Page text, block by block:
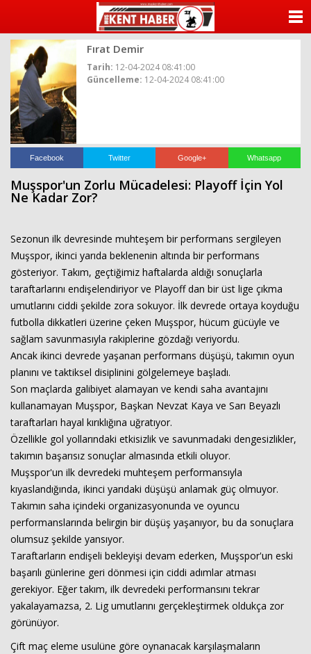
Fırat Demir
Tarih: 12-04-2024 08:41:00
Güncelleme: 12-04-2024 08:41:00
Facebook Twitter Google+ Whatsapp
Muşspor'un Zorlu Mücadelesi: Playoff İçin Yol
Ne Kadar Zor?
Sezonun ilk devresinde muhteşem bir performans sergileyen
Muşspor, ikinci yarıda beklenenin altında bir performans
gösteriyor. Takım, geçtiğimiz haftalarda aldığı sonuçlarla
taraftarlarını endişelendiriyor ve Playoff dan bir üst lige çıkma
umutlarını ciddi şekilde zora sokuyor. İlk devrede ortaya koyduğu
futbolla dikkatleri üzerine çeken Muşspor, hücum gücüyle ve
sağlam savunmasıyla rakiplerine gözdağı veriyordu.
Ancak ikinci devrede yaşanan performans düşüşü, takımın oyun
planını ve taktiksel disiplinini gölgelemeye başladı.
Son maçlarda galibiyet alamayan ve kendi saha avantajını
kullanamayan Muşspor, Başkan Nevzat Kaya ve Sarı Beyazlı
taraftarları hayal kırıklığına uğratıyor.
Özellikle gol yollarındaki etkisizlik ve savunmadaki dengesizlikler,
takımın başarısız sonuçlar almasında etkili oluyor.
Muşspor'un ilk devredeki muhteşem performansıyla
kıyaslandığında, ikinci yarıdaki düşüşü anlamak güç olmuyor.
Takımın saha içindeki organizasyonunda ve oyuncu
performanslarında belirgin bir düşüş yaşanıyor, bu da sonuçlara
olumsuz şekilde yansıyor.
Taraftarların endişeli bekleyişi devam ederken, Muşspor'un eski
başarılı günlerine geri dönmesi için ciddi adımlar atması
gerekiyor. Eğer takım, ilk devredeki performansını tekrar
yakalayamazsa, 2. Lig umutlarını gerçekleştirmek oldukça zor
görünüyor.
Çift maç eleme usulüne göre oynanacak karşılaşmaların
ANASAYFA
YAZARLAR
VİDEO GALERİ
İLETİŞİM
Haberin Doğru Adresi.